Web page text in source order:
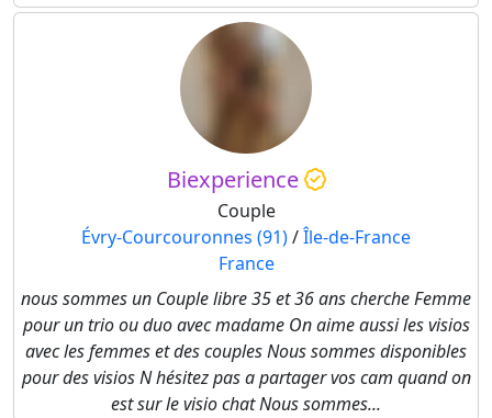
Biexperience
Couple
Évry-Courcouronnes (91)/Île-de-France
France
nous sommes un Couple libre 35 et 36 ans cherche Femme
pour un trio ou duo avec madame On aime aussi les visios
avec les femmes et des couples Nous sommes disponibles
pour des visios N hésitez pas a partager vos cam quand on
est sur le visio chat Nous sommes...